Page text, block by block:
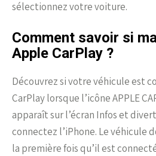
sélectionnez votre voiture.
Comment savoir si
Apple CarPlay ?
Découvrez si votre véhicule est
CarPlay lorsque l’icône APPLE
apparaît sur l’écran Infos et
connectez l’iPhone. Le véhicule
la première fois qu’il est